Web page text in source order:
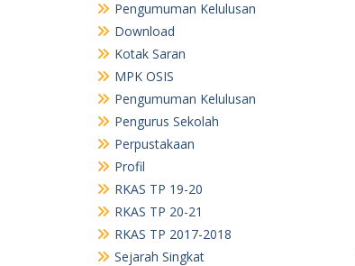
Pengumuman Kelulusan
Download
Kotak Saran
MPK OSIS
Pengumuman Kelulusan
Pengurus Sekolah
Perpustakaan
Profil
RKAS TP 19-20
RKAS TP 20-21
RKAS TP 2017-2018
Sejarah Singkat